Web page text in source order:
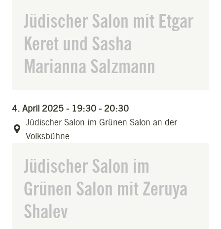
Jüdischer Salon mit Etgar
Keret und Sasha
Marianna Salzmann
4. April 2025 - 19:30 - 20:30
Jüdischer Salon im Grünen Salon an der
Volksbühne
Jüdischer Salon im
Grünen Salon mit Zeruya
Shalev